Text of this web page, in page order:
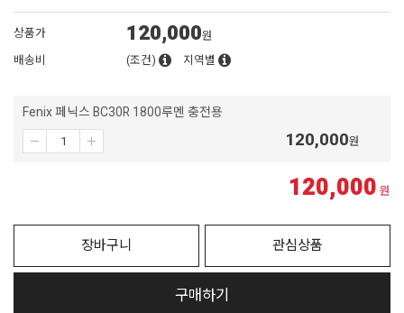
상품가 120,000원
배송비
(조건) 지역별
Fenix 페닉스 BC30R 1800루멘 충전용
120,000원
120,000 원
장바구니 관심상품
구매하기